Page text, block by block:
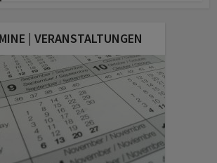
| VERANSTALTUNGEN